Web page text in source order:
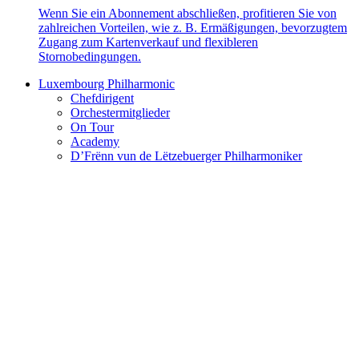
Wenn Sie ein Abonnement abschließen, profitieren Sie von
zahlreichen Vorteilen, wie z. B. Ermäßigungen, bevorzugtem
Zugang zum Kartenverkauf und flexibleren
Stornobedingungen.
Luxembourg Philharmonic
Chefdirigent
Orchestermitglieder
On Tour
Academy
D’Frënn vun de Lëtzebuerger Philharmoniker